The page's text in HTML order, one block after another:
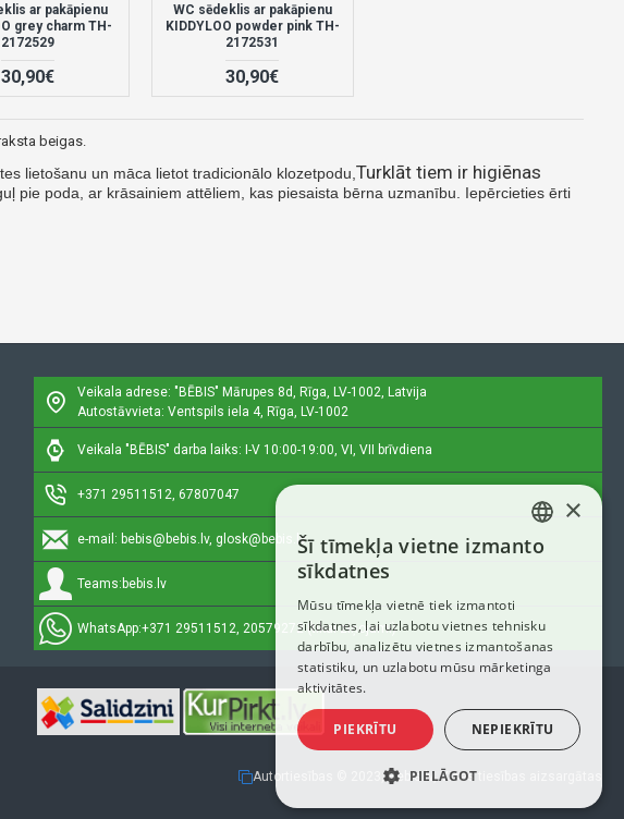
lietošanu un māca lietot tradicionālo klozetpodu, Turklāt tiem ir higiēnas
pie poda, ar krāsainiem attēliem, kas piesaista bērna uzmanību. Iepērcieties ērti
ar pakāpienu
grey charm TH-
2172529
30,90€
WC sēdeklis ar pakāpienu
KIDDYLOO powder pink TH-
2172531
30,90€
beigas.
Veikala adrese: "BĒBIS" Mārupes 8d, Rīga, LV-1002, Latvija
Autostāvvieta: Ventspils iela 4, Rīga, LV-1002
Veikala "BĒBIS" darba laiks: I-V 10:00-19:00, VI, VII brīvdiena
+371 29511512, 67807047
e-mail: bebis@bebis.lv, glosk@bebis.lv
Teams: bebis.lv
WhatsApp:+371 29511512, 20579272 (tikai ziņojumi)
Autortiesības © 2023, Bebis.lv, Visas tiesības aizsargātas
LATVIAN
ENGLISH
×
Šī tīmekļa vietne izmanto
sīkdatnes
Mūsu tīmekļa vietnē tiek izmantoti
sīkdatnes, lai uzlabotu vietnes tehnisku
darbību, analizētu vietnes izmantošanas
statistiku, un uzlabotu mūsu mārketinga
aktivitātes.
PIEKRĪTU NEPIEKRĪTU
PIELĀGOT